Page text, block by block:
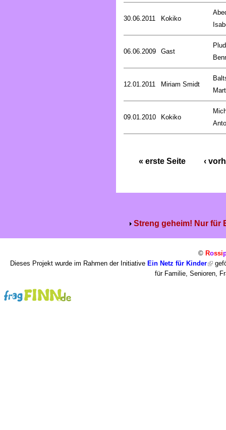
30.06.2011 Kokiko
06.06.2009 Gast
12.01.2011 Miriam Smidt
09.01.2010 Kokiko
« erste Seite ‹
Streng geheim! Nur für
© Rossi
Dieses Projekt wurde im Rahmen der Initiative Ein Netz für Kinder
für Familie, Senioren,